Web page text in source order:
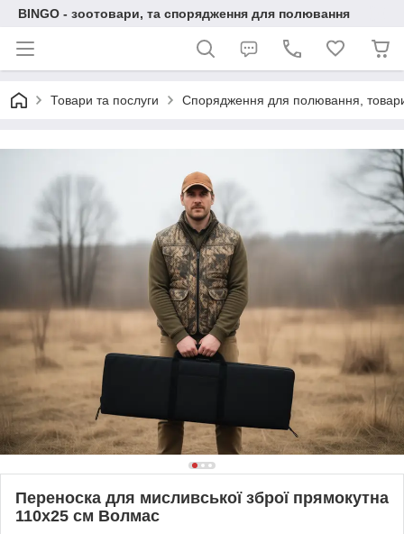
BINGO - зоотовари, та спорядження для полювання
Товари та послуги Спорядження для полювання,
Переноска для мисливської зброї прямокутна
110х25 см Волмас